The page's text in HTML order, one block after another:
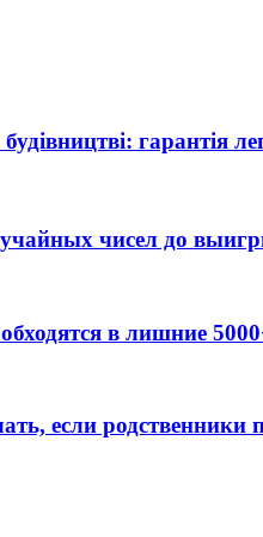
чисел до
в лишние
если родственники